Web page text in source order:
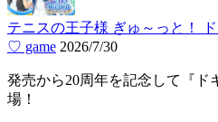
テニスの王子様 ぎゅ～っと！
♡ game 2026/7/30
発売から20周年を記念して『ド
場！